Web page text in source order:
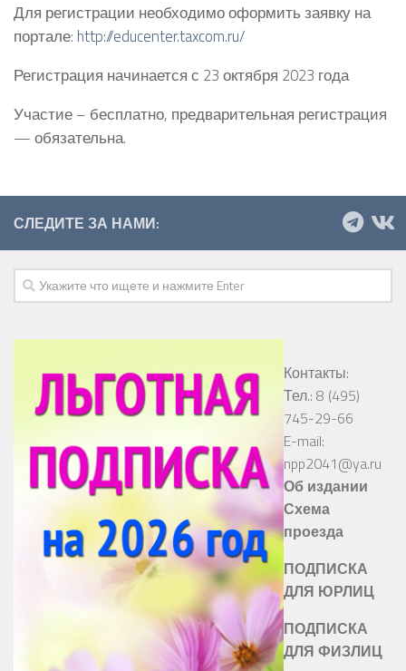
Для регистрации необходимо оформить заявку на
портале: http://educenter.taxcom.ru/
Регистрация начинается с 23 октября 2023 года
Участие – бесплатно, предварительная регистрация
— обязательна.
СЛЕДИТЕ ЗА НАМИ:
Контакты:
Тел.: 8 (495)
745-29-66
E-mail:
npp2041@ya.ru
Об издании
Схема
проезда
ПОДПИСКА
ДЛЯ ЮРЛИЦ
ПОДПИСКА
ДЛЯ ФИЗЛИЦ